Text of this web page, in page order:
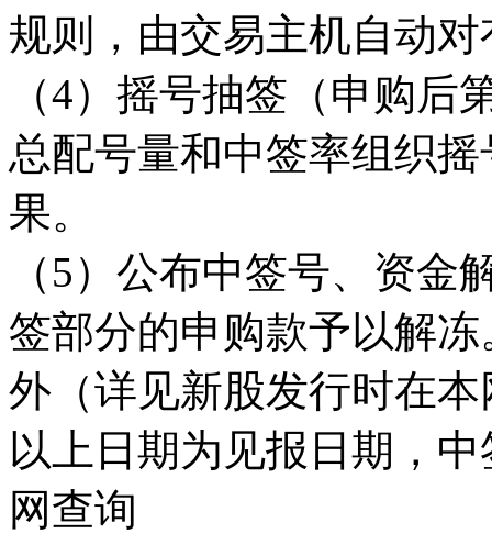
规则，由交易主机自动
（4）摇号抽签（申购
总配号量和中签率组织
果。
（5）公布中签号、资
签部分的申购款予以解
外（详见新股发行时在
以上日期为见报日期，
网查询